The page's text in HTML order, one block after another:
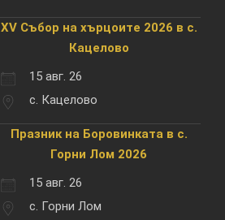
XV Събор на хърцоите 2026 в с.
Кацелово
15 авг. 26
с. Кацелово
Празник на Боровинката в с.
Горни Лом 2026
15 авг. 26
с. Горни Лом